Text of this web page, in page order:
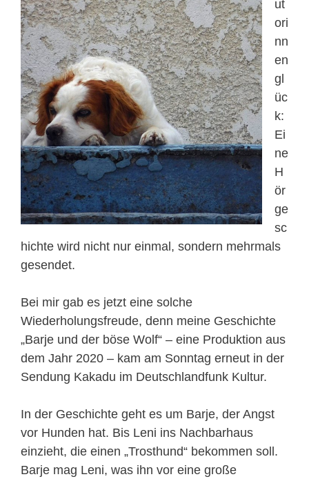
ut
ori
nn
en
gl
üc
k:
Ei
ne
H
ör
ge
sc
hichte wird nicht nur einmal, sondern mehrmals
gesendet.
Bei mir gab es jetzt eine solche
Wiederholungsfreude, denn meine Geschichte
„Barje und der böse Wolf“ – eine Produktion aus
dem Jahr 2020 – kam am Sonntag erneut in der
Sendung Kakadu im Deutschlandfunk Kultur.
In der Geschichte geht es um Barje, der Angst
vor Hunden hat. Bis Leni ins Nachbarhaus
einzieht, die einen „Trosthund“ bekommen soll.
Barje mag Leni, was ihn vor eine große